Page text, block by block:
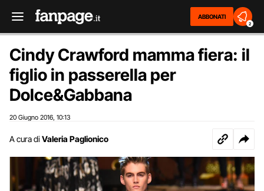
ABBONATI
2
Cindy Crawford mamma fiera: il
figlio in passerella per
Dolce&Gabbana
20 Giugno 2016 10:13
A cura di Valeria Paglionico